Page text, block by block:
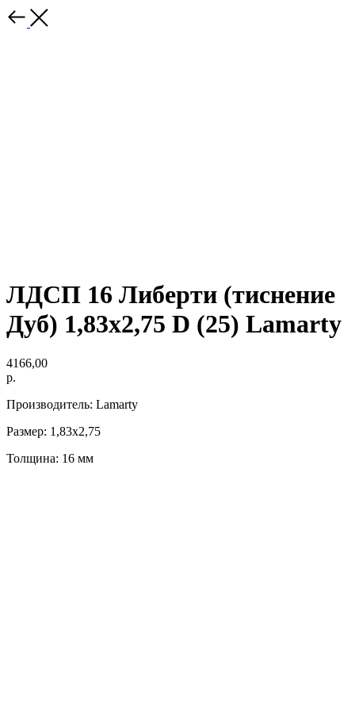
ЛДСП 16 Либерти (тиснение
Дуб) 1,83х2,75 D (25) Lamarty
4166,00
р.
Производитель: Lamarty
Размер: 1,83х2,75
Толщина: 16 мм